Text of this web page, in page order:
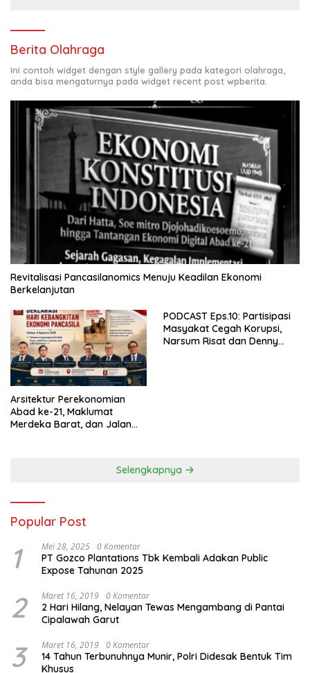
Berita Olahraga
Ini contoh widget dengan style gallery pada kategori olahraga,
anda bisa mengaturnya pada widget recent post wpberita.
Revitalisasi Pancasilanomics Menuju Keadilan Ekonomi
Berkelanjutan
Arsitektur Perekonomian
Abad ke-21, Maklumat
Merdeka Barat, dan Jalan
PODCAST Eps.10: Partisipasi
Masyakat Cegah Korupsi,
Narsum Risat dan Denny
Selengkapnya
Popular Post
1 Mei 28, 2025 0 Komentar
PT Gozco Plantations Tbk Kembali Adakan Public
Expose Tahunan 2025
2 Maret 16, 2019 0 Komentar
2 Hari Hilang, Nelayan Tewas Mengambang di Pantai
Cipalawah Garut
3 Maret 16, 2019 0 Komentar
14 Tahun Terbunuhnya Munir, Polri Didesak Bentuk Tim
Khusus